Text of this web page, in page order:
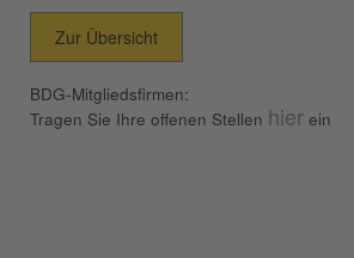
Zur Übersicht
BDG-Mitgliedsfirmen:
Tragen Sie Ihre offenen Stellen hier ein